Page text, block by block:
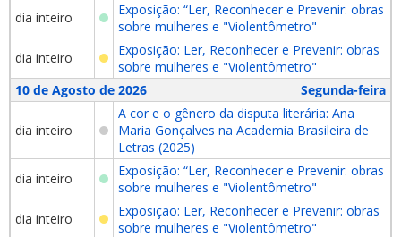
dia inteiro
Exposição: “Ler, Reconhecer e Prevenir: obras
sobre mulheres e "Violentômetro"
dia inteiro
Exposição: Ler, Reconhecer e Prevenir: obras
sobre mulheres e "Violentômetro"
10 de Agosto de 2026
Segunda-feira
dia inteiro
A cor e o gênero da disputa literária: Ana
Maria Gonçalves na Academia Brasileira de
Letras (2025)
dia inteiro
Exposição: “Ler, Reconhecer e Prevenir: obras
sobre mulheres e "Violentômetro"
dia inteiro
Exposição: Ler, Reconhecer e Prevenir: obras
sobre mulheres e "Violentômetro"